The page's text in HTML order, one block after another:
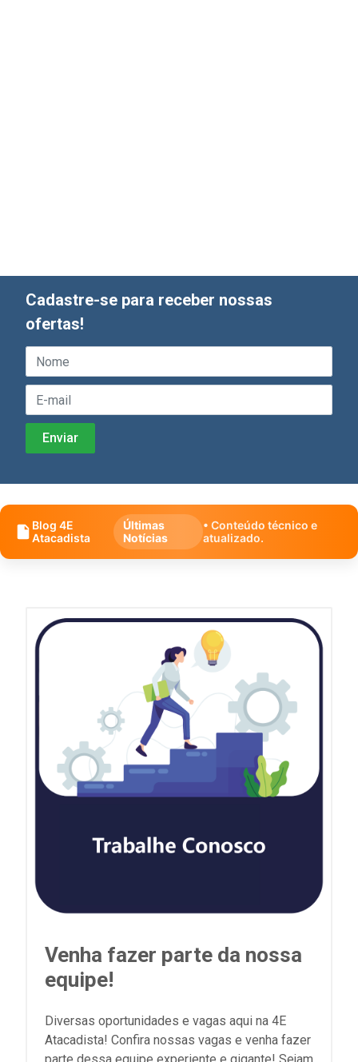
Cadastre-se para receber nossas
ofertas!
Blog 4E
Atacadista
Últimas
Notícias
• Conteúdo técnico e
atualizado.
Venha fazer parte da nossa
equipe!
Diversas oportunidades e vagas aqui na 4E
Atacadista! Confira nossas vagas e venha fazer